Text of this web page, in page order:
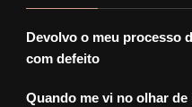
Devolvo o meu processo
com defeito
Quando me vi no olhar de